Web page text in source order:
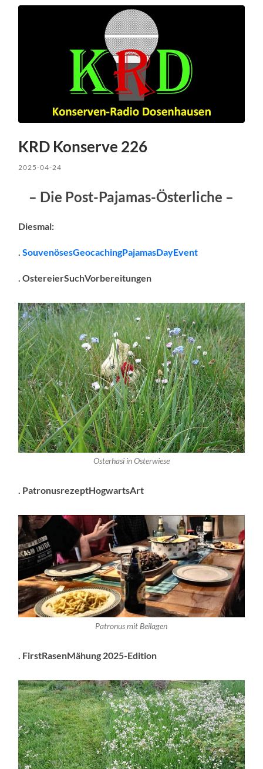
KRD Konserve 226
2025-04-24
– Die Post-Pajamas-Österliche –
Diesmal:
.SouvenösesGeocachingPajamasDayEvent
. OstereierSuchVorbereitungen
Osterhasi in Osterwiese
. PatronusrezeptHogwartsArt
Patronus mit Beilagen
. FirstRasenMähung 2025-Edition